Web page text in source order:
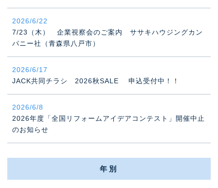
2026/6/22
7/23（木） 企業視察会のご案内 ササキハウジングカン
パニー社（青森県八戸市）
2026/6/17
JACK共同チラシ 2026秋SALE 申込受付中！！
2026/6/8
2026年度「全国リフォームアイデアコンテスト」開催中止
のお知らせ
年別